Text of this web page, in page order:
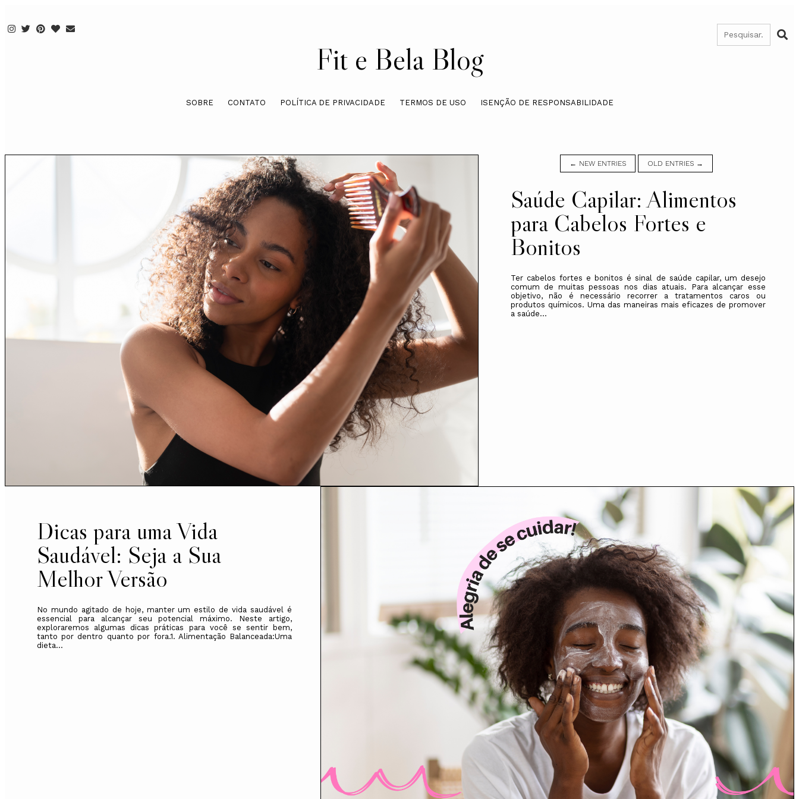
Fit e Bela Blog
SOBRE CONTATO POLÍTICA DE PRIVACIDADE TERMOS DE USO ISENÇÃO DE RESPONSABILIDADE
Saúde Capilar: Alimentos
para Cabelos Fortes e
Bonitos
Ter cabelos fortes e bonitos é sinal de saúde capilar, um desejo
comum de muitas pessoas nos dias atuais. Para alcançar esse
objetivo, não é necessário recorrer a tratamentos caros ou
produtos químicos. Uma das maneiras mais eficazes de promover
a saúde...
Dicas para uma Vida
Saudável: Seja a Sua
Melhor Versão
No mundo agitado de hoje, manter um estilo de vida saudável é
essencial para alcançar seu potencial máximo. Neste artigo,
exploraremos algumas dicas práticas para você se sentir bem,
tanto por dentro quanto por fora.1. Alimentação Balanceada:Uma
dieta...
← NEW ENTRIES OLD ENTRIES →